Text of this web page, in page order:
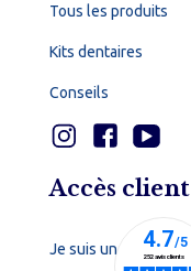
Tous les produits
Kits dentaires
Conseils
Accès client
Je suis un particulier